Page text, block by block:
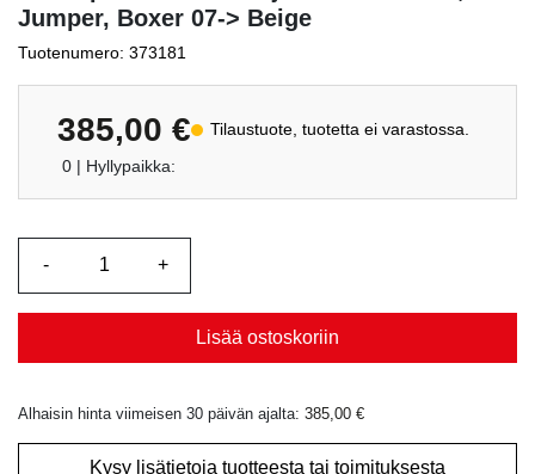
Jumper, Boxer 07-> Beige
Tuotenumero: 373181
385,00 € Tilaustuote, tuotetta ei varastossa.
0 | Hyllypaikka:
Lisää ostoskoriin
Alhaisin hinta viimeisen 30 päivän ajalta: 385,00 €
Kysy lisätietoja tuotteesta tai toimituksesta